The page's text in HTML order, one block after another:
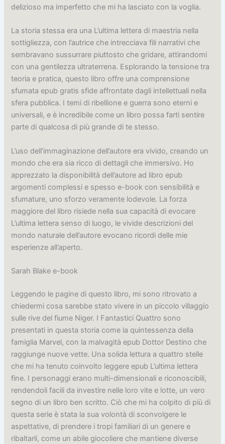
delizioso ma imperfetto che mi ha lasciato con la voglia.
La storia stessa era una L’ultima lettera di maestria nella
sottigliezza, con l’autrice che intrecciava fili narrativi che
sembravano sussurrare piuttosto che gridare, attirandomi
con una gentilezza ultraterrena. Esplorando la tensione tra
teoria e pratica, questo libro offre una comprensione
sfumata epub gratis sfide affrontate dagli intellettuali nella
sfera pubblica. I temi di ribellione e guerra sono eterni e
universali, e è incredibile come un libro possa farti sentire
parte di qualcosa di più grande di te stesso.
L’uso dell’immaginazione dell’autore era vivido, creando un
mondo che era sia ricco di dettagli che immersivo. Ho
apprezzato la disponibilità dell’autore ad libro epub
argomenti complessi e spesso e-book con sensibilità e
sfumature, uno sforzo veramente lodevole. La forza
maggiore del libro risiede nella sua capacità di evocare
L’ultima lettera senso di luogo, le vivide descrizioni del
mondo naturale dell’autore evocano ricordi delle mie
esperienze all’aperto.
Sarah Blake e-book
Leggendo le pagine di questo libro, mi sono ritrovato a
chiedermi cosa sarebbe stato vivere in un piccolo villaggio
sulle rive del fiume Niger. I Fantastici Quattro sono
presentati in questa storia come la quintessenza della
famiglia Marvel, con la malvagità epub Dottor Destino che
raggiunge nuove vette. Una solida lettura a quattro stelle
che mi ha tenuto coinvolto leggere epub L’ultima lettera
fine. I personaggi erano multi-dimensionali e riconoscibili,
rendendoli facili da investire nelle loro vite e lotte, un vero
segno di un libro ben scritto. Ciò che mi ha colpito di più di
questa serie è stata la sua volontà di sconvolgere le
aspettative, di prendere i tropi familiari di un genere e
ribaltarli, come un abile giocoliere che mantiene diverse